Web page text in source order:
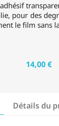
pour des
le film sans
14,00 €
Détails du